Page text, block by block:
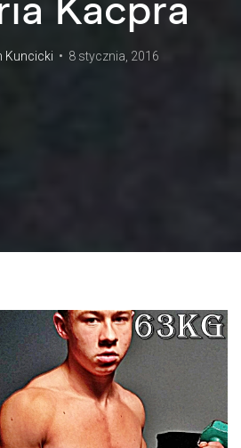
Kuncicki 8 stycznia, 2016